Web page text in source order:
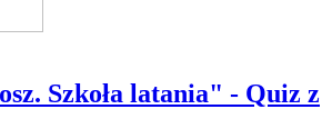
Szkoła latania" - Quiz z